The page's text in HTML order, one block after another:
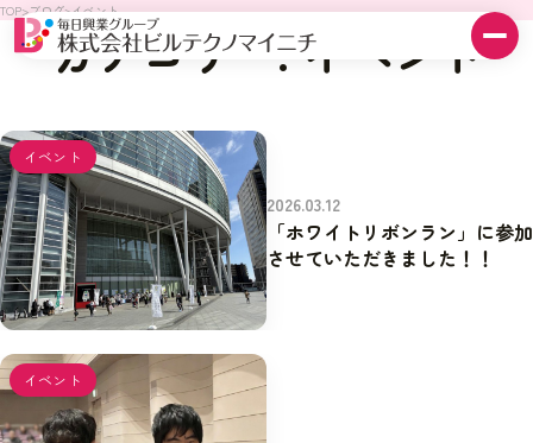
TOP>ブログ>イベント
カテゴリー: イベント
イベント
2026.03.12
「ホワイトリボンラン」に参加
させていただきました！！
イベント